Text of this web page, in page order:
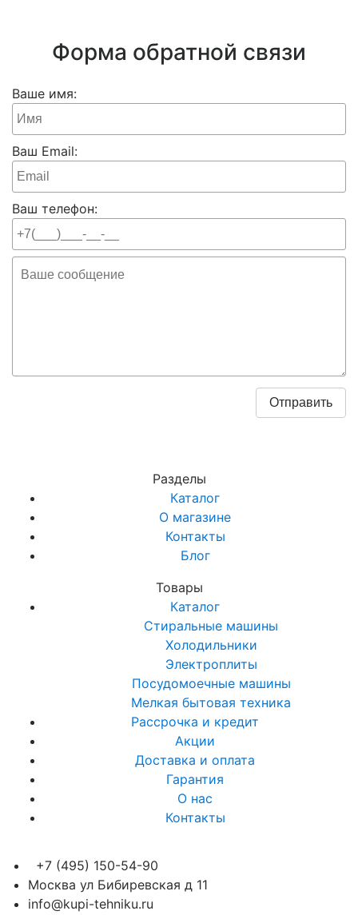
Форма обратной связи
Ваше имя:
Ваш Email:
Ваш телефон:
Разделы
Каталог
О магазине
Контакты
Блог
Товары
Каталог
Стиральные машины
Холодильники
Электроплиты
Посудомоечные машины
Мелкая бытовая техника
Рассрочка и кредит
Акции
Доставка и оплата
Гарантия
О нас
Контакты
+7 (495) 150-54-90
Москва ул Бибиревская д 11
info@kupi-tehniku.ru